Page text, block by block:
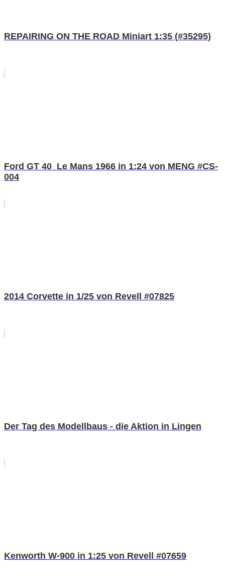
REPAIRING ON THE ROAD Miniart 1:35 (#35295)
Ford GT 40 Le Mans 1966 in 1:24 von MENG #CS-
004
2014 Corvette in 1/25 von Revell #07825
Der Tag des Modellbaus - die Aktion in Lingen
Kenworth W-900 in 1:25 von Revell #07659